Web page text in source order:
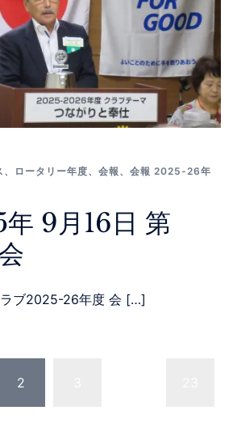
、 ロータリー年度、 会報 、 会報 2025-26年
9月16日 第
ブ2025-26年度 会 […]
2